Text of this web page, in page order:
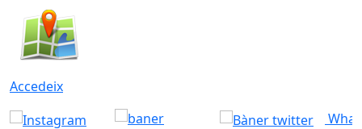
Accedeix